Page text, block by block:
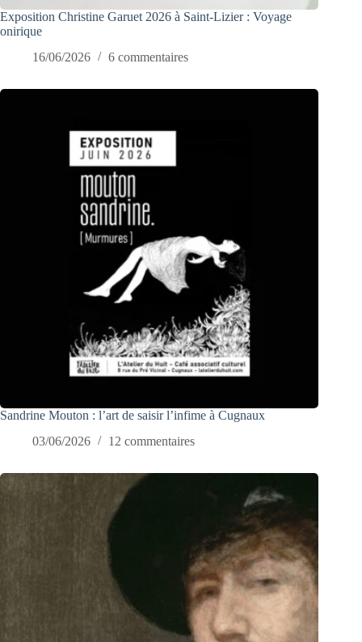
Exposition Christine Garuet 2026 à Saint-Lizier : Voyage
onirique
16/06/2026
6 commentaires
Sandrine Mouton : l’art de saisir l’infime à Cugnaux
03/06/2026
12 commentaires